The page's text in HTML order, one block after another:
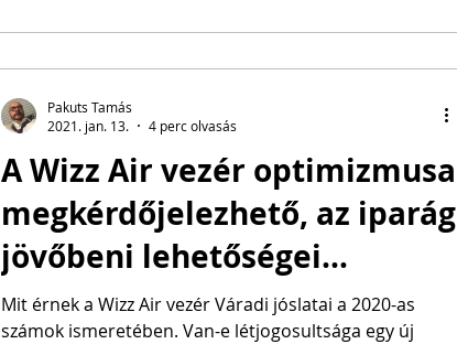
A Wizz Air vezér optimizmusa
megkérdőjelezhető, az iparág
jövőbeni lehetőségei
azonban tények
Mit érnek a Wizz Air vezér Váradi jóslatai a 2020-as
számok ismeretében. Van-e létjogosultsága egy új
Pakuts Tamás
2021. jan. 13.
4 perc olvasás